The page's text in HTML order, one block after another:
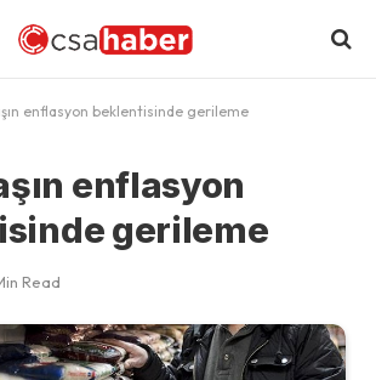
enflasyon beklentisinde gerileme
enflasyon
gerileme
Read